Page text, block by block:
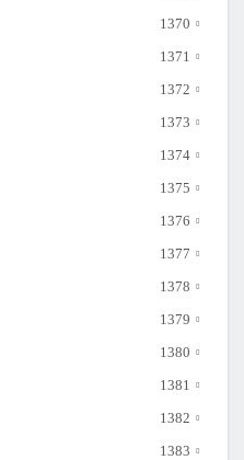
1370
1371
1372
1373
1374
1375
1376
1377
1378
1379
1380
1381
1382
1383